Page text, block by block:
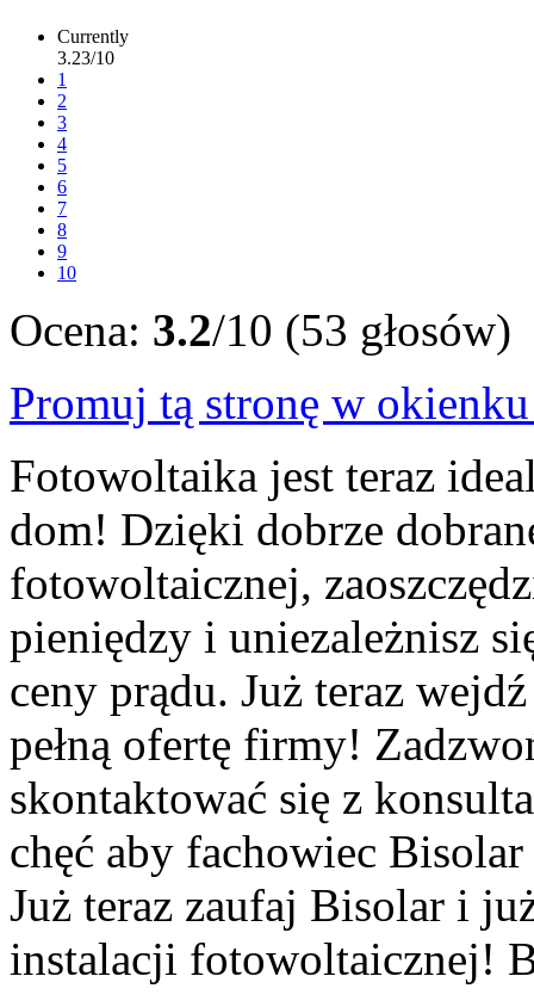
Currently
3.23/10
1
2
3
4
5
6
7
8
9
10
Ocena: 3.2/10 (53 głosów)
Promuj tą stronę w
Fotowoltaika jest teraz
dom! Dzięki dobrze
fotowoltaicznej,
pieniędzy i uniezależnisz
ceny prądu. Już teraz
pełną ofertę firmy!
skontaktować się z
chęć aby fachowiec
Już teraz zaufaj Bisolar i
instalacji fotowoltaicznej!